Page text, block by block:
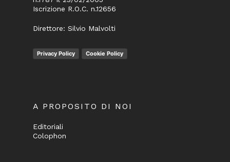
Iscrizione R.O.C. n.12656
Direttore: Silvio Malvolti
Privacy Policy Cookie Policy
A PROPOSITO DI NOI
Editoriali
Colophon